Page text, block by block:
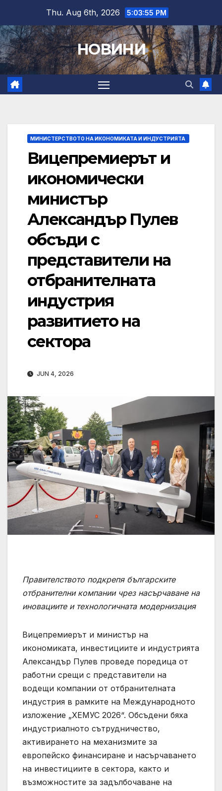
content
Thu. Aug 6th, 2026 5:03:56 PM
НОВИНИ
МИНИСТЕРСТВОТО НА ИКОНОМИКАТА И ИНДУСТРИЯТА
Вицепремиерът и
икономически
министър
Александър Пулев
обсъди с
представители на
отбранителната
индустрия
развитието на
сектора
JUN 4, 2026
Правителството подкрепя българските
отбранителни компании чрез насърчаване на
иновациите и технологичната модернизация
Вицепремиерът и министър на
икономиката, инвестициите и индустрията
Александър Пулев проведе поредица от
работни срещи с представители на
водещи компании от отбранителната
индустрия в рамките на Международното
изложение „ХЕМУС 2026“. Обсъдени бяха
индустриалното сътрудничество,
активирането на механизмите за
европейско финансиране и насърчаването
на инвестициите в сектора, както и
възможностите за задълбочаване на